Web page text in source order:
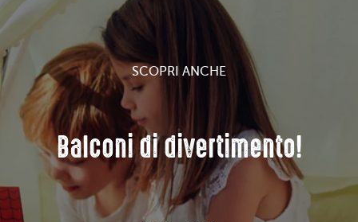
SCOPRI ANCHE
Balconi di divertimento!